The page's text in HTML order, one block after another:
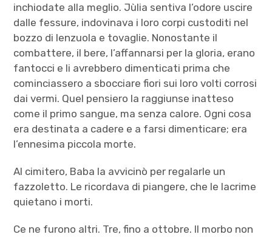
inchiodate alla meglio. Jùlia sentiva l’odore uscire
dalle fessure, indovinava i loro corpi custoditi nel
bozzo di lenzuola e tovaglie. Nonostante il
combattere, il bere, l’affannarsi per la gloria, erano
fantocci e li avrebbero dimenticati prima che
cominciassero a sbocciare fiori sui loro volti corrosi
dai vermi. Quel pensiero la raggiunse inatteso
come il primo sangue, ma senza calore. Ogni cosa
era destinata a cadere e a farsi dimenticare; era
l’ennesima piccola morte.
Al cimitero, Baba la avvicinò per regalarle un
fazzoletto. Le ricordava di piangere, che le lacrime
quietano i morti.
Ce ne furono altri. Tre, fino a ottobre. Il morbo non